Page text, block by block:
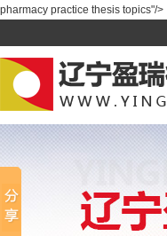
pharmacy practice thesis topics"/>